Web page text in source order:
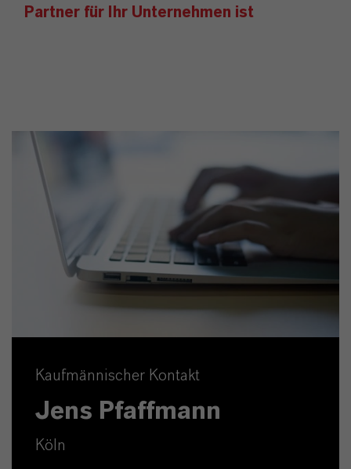
Partner für Ihr Unternehmen ist
Kaufmännischer Kontakt
Jens Pfaffmann
Köln